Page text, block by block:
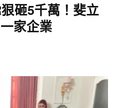
砸5千萬！斐立
家企業